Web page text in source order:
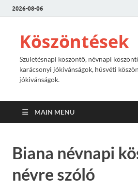
2026-08-06
Köszöntések
Születésnapi köszöntő, névnapi
karácsonyi jókívánságok, húsvéti
jókivánságok.
MAIN MENU
Biana névnapi
névre szóló